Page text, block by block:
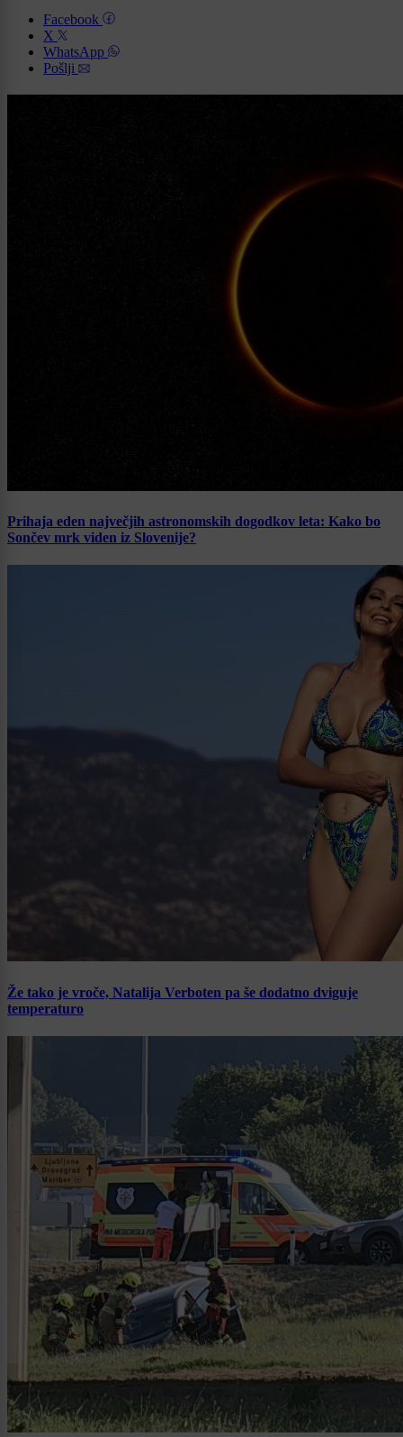
Facebook
X
WhatsApp
Pošlji
Prihaja eden največjih astronomskih dogodkov leta: Kako bo
Sončev mrk viden iz Slovenije?
Že tako je vroče, Natalija Verboten pa še dodatno dviguje
temperaturo